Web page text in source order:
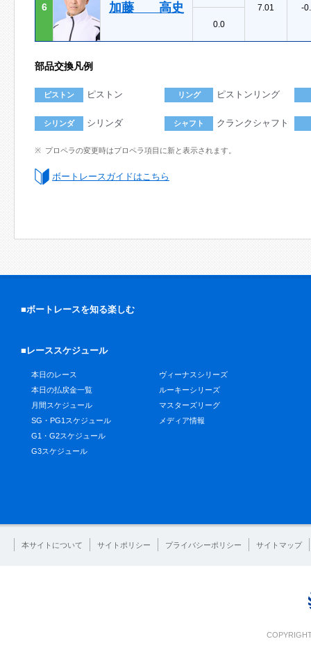
6 加藤 高史
7.01
-
0.0
部品交換凡例
ピストン ピストン リング ピストンリング
シリンダ シリンダ シャフト クランクシャフト
プロペラの変更時はプロペラ項目に新と表示されます。
ボートレースガイドはこちら
■ボートレースを知る楽しむ
■レーススケジュール
本日のレース
本日の払戻金一覧
月間スケジュール
SG・PG1スケジュール
G1・G2スケジュール
G3スケジュール
ヴィーナスシリーズ
ルーキーシリーズ
マスターズリーグ
メディア情報
本サイトについて サイトポリシー プライバシーポリシー サイトマップ